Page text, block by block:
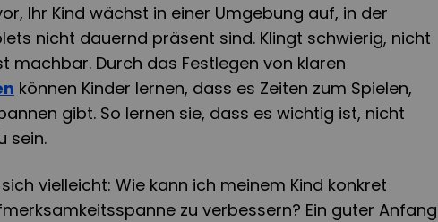
Ihr Kind wächst in einer Umgebung auf, in der
nicht dauernd präsent sind. Klingt schwierig, nicht
machbar. Durch das Festlegen von klaren
können Kinder lernen, dass es Zeiten zum Spielen,
gibt. So lernen sie, dass es wichtig ist, nicht
sein.
vielleicht: Wie kann ich meinem Kind konkret
zu verbessern? Ein guter Anfang